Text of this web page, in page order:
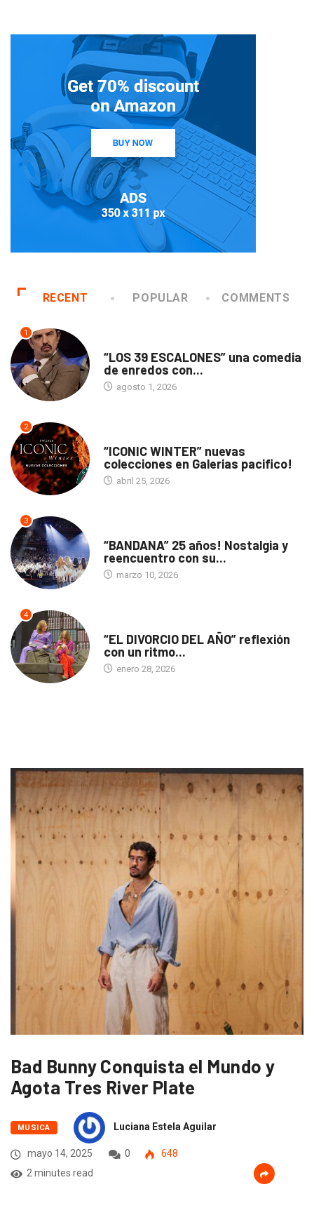
RECENT POPULAR COMMENTS
1
“LOS 39 ESCALONES” una comedia
de enredos con...
agosto 1, 2026
2
“ICONIC WINTER” nuevas
colecciones en Galerias pacifico!
abril 25, 2026
3
“BANDANA” 25 años! Nostalgia y
reencuentro con su...
marzo 10, 2026
4
“EL DIVORCIO DEL AÑO” reflexión
con un ritmo...
enero 28, 2026
Bad Bunny Conquista el Mundo y
Agota Tres River Plate
MUSICA Luciana Estela Aguilar
mayo 14, 2025 0
648
2 minutes read